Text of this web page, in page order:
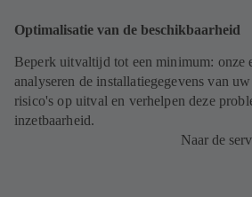
Optimalisatie van de beschikbaarheid
Beperk uitvaltijd tot een minimum: onze
analyseren de installatiegegevens van
risico's op uitval en verhelpen deze
inzetbaarheid.
Naar de